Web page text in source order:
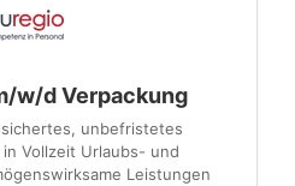
w/d Verpackung
unbefristetes
Vollzeit Urlaubs- und
Leistungen